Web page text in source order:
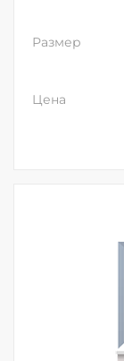
Размер
Цена